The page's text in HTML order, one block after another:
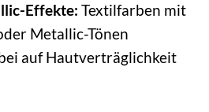
Effekte: Textilfarben mit
Metallic-Tönen
auf Hautverträglichkeit